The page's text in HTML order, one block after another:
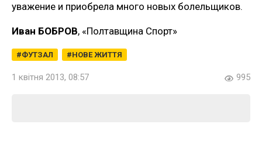
уважение и приобрела много новых болельщиков.
Иван БОБРОВ, «Полтавщина Спорт»
ФУТЗАЛ НОВЕ ЖИТТЯ
1 квітня 2013, 08:57 995